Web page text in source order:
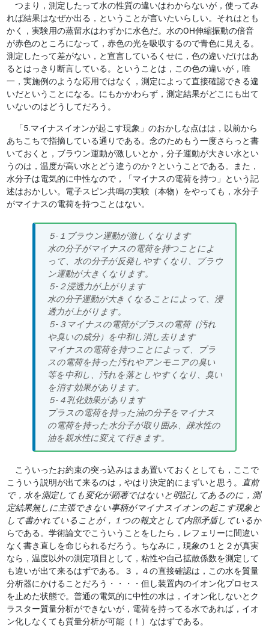
つまり，測定したって水の性質の違いはわからないが，使ってみ
れば結果はなぜか出る，ということが言いたいらしい。それはとも
かく，実験用の蒸留水はわずかに水色だ。水のOH伸縮振動の倍音
が赤色のところになって，赤色の光を吸収するので青色に見える。
測定したって差がない，と宣言しているくせに，色の違いだけはあ
るとはっきり断言している。ということは，この色の違いが，唯
一，実施例のような応用ではなく，測定によって直接確認できる違
いだということになる。にもかかわらず，測定結果がどこにも出て
いないのはどうしてだろう。
「5.マイナスイオンが起こす現象」のおかしな点はは，以前から
あちこちで指摘している通りである。念のためもう一度さらっと書
いておくと，ブラウン運動が激しいとか，分子運動が大きい水とい
うのは，温度が高い水とどう違うのか？ということである。また，
水分子は電気的に中性なので，「マイナスの電荷を持つ」という記
述はおかしい。電子スピン共鳴の実験（本物）をやっても，水分子
がマイナスの電荷を持つことはない。
５‐１ブラウン運動が激しくなります
水の分子がマイナスの電荷を持つことによ
って、水の分子が反発しやすくなり、ブラウ
ン運動が大きくなります。
５‐２浸透力が上がります
水の分子運動が大きくなることによって、浸
透力が上がります。
５‐３マイナスの電荷がプラスの電荷（汚れ
や臭いの成分）を中和し消し去ります
マイナスの電荷を持つことによって、プラ
スの電荷を持った汚れやアンモニアの臭い
等を中和し、汚れを落としやすくなり、臭い
を消す効果があります。
５‐４乳化効果があります
プラスの電荷を持った油の分子をマイナス
の電荷を持った水分子が取り囲み、疎水性の
油を親水性に変えて行きます。
こういったお約束の突っ込みはまあ置いておくとしても，ここで
こういう説明が出て来るのは，やはり決定的にまずいと思う。
直前
で，水を測定しても変化が顕著ではないと明記してあるのに，測
定結果無しに主張できない事柄がマイナスイオンの起こす現象と
して書かれていることが，１つの報文として内部矛盾しているか
らである。学術論文でこういうことをしたら，レフェリーに間違い
なく書き直しを命じられるだろう。ちなみに，現象の１と２が真実
なら，温度以外の測定項目として，粘性や自己拡散係数を測定して
も違いが出て来るはずである。３，４の直接確認は，この水を質量
分析器にかけることだろう・・・・但し装置内のイオン化プロセス
を止めた状態で。普通の電気的に中性の水は，イオン化しないとク
ラスター質量分析ができないが，電荷を持ってる水であれば，イオ
ン化しなくても質量分析が可能（！）なはずである。